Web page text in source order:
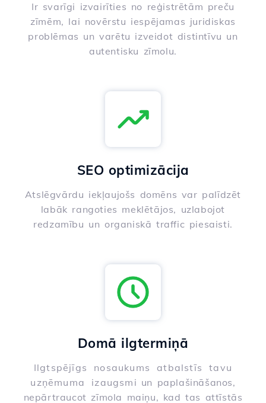
Ir svarīgi izvairīties no reģistrētām preču
zīmēm, lai novērstu iespējamas juridiskas
problēmas un varētu izveidot distintīvu un
autentisku zīmolu.
SEO optimizācija
Atslēgvārdu iekļaujošs domēns var palīdzēt
labāk rangoties meklētājos, uzlabojot
redzamību un organiskā traffic piesaisti.
Domā ilgtermiņā
Ilgtspējīgs nosaukums atbalstīs tavu
uzņēmuma izaugsmi un paplašināšanos,
nepārtraucot zīmola maiņu, kad tas attīstās